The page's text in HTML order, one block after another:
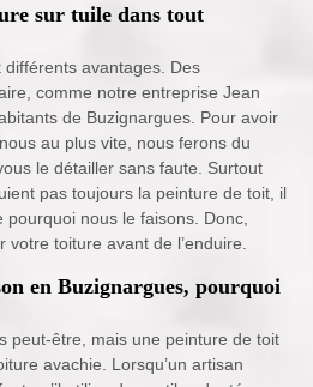
sur tuile dans tout
avantages. Des
comme notre entreprise Jean
de Buzignargues. Pour avoir
au plus vite, nous ferons du
le détailler sans faute. Surtout
pas toujours la peinture de toit, il
pourquoi nous le faisons. Donc,
votre toiture avant de l’enduire.
en Buzignargues, pourquoi
peut-être, mais une peinture de toit
avachie. Lorsqu’un artisan